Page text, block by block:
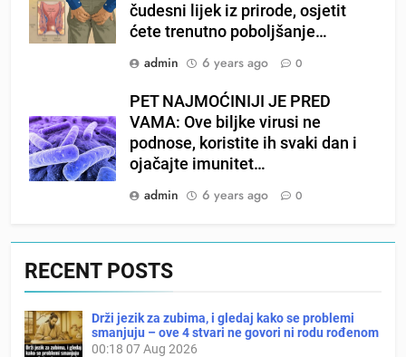
čudesni lijek iz prirode, osjetit
ćete trenutno poboljšanje…
admin
6 years ago 0
PET NAJMOĆINIJI JE PRED
VAMA: Ove biljke virusi ne
podnose, koristite ih svaki dan i
ojačajte imunitet…
admin
6 years ago 0
RECENT POSTS
Drži jezik za zubima, i gledaj kako se problemi
smanjuju – ove 4 stvari ne govori ni rodu rođenom
00:18 07 Aug 2026